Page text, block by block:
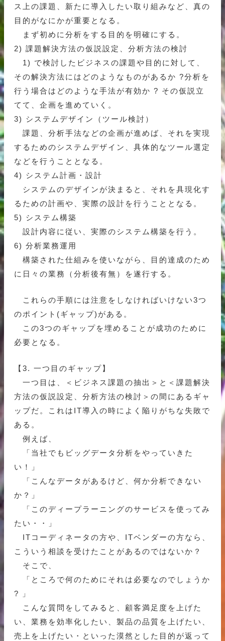
ス上の課題、新たに導入したい取り組みなど、真の
目的がなにかが重要となる。
まず初めに分析をする目的を明確にする。
2) 課題解決方法の仮説設定、分析方法の検討
1) で検討したビジネスの課題や目的に対して、
その解決方法にはどのようなものがあるか ?分析を
行う場合はどのような手法が有効か ? その仮説立
てて、企画を進めていく。
3) システムデザイン（ツール検討）
課題、分析手法などの企画が進めば、それを実現
するためのシステムデザイン、具体的なツール選定
などを行うこととなる。
4) システム計画・設計
システムのデザインが決まると、それを具現化す
るための計画や、実際の設計を行うこととなる。
5) システム構築
設計内容に従い、実際のシステム構築を行う。
6) 分析業務運用
構築された仕組みを使いながら、目的達成のため
に日々の業務（分析後有無）を遂行する。
これらの手順には注意をしなければいけない3つ
のポイント(ギャップ)がある。
この3つのギャップを埋めることが成功のために
必要となる。
【3. 一つ目のギャップ】
一つ目は、＜ビジネス課題の抽出＞と＜課題解決
方法の仮説設定、分析方法の検討＞の間にあるギャ
ップだ。これはIT導入の時によく陥りがちな失敗で
ある。
例えば、
「当社でもビッグデータ分析をやっていきた
い！」
「こんなデータがあるけど、何か分析できない
か？」
「このディープラーニングのサービスを使ってみ
たい・・」
ITコーディネータの方や、ITベンダーの方なら、
こういう相談を受けたことがあるのではないか？
そこで、
「ところで何のためにそれは必要なのでしょうか
? 」
こんな質問をしてみると、顧客満足度を上げた
い、業務を効率化したい、製品の品質を上げたい、
売上を上げたい・といった漠然とした目的が返って